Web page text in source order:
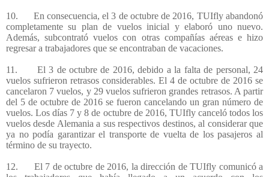
10.
En consecuencia, el 3 de octubre de 2016, TUIfly abandonó
completamente su plan de vuelos inicial y elaboró uno nuevo.
Además, subcontrató vuelos con otras compañías aéreas e hizo
regresar a trabajadores que se encontraban de vacaciones.
11.
El 3 de octubre de 2016, debido a la falta de personal, 24
vuelos sufrieron retrasos considerables. El 4 de octubre de 2016 se
cancelaron 7 vuelos, y 29 vuelos sufrieron grandes retrasos. A partir
del 5 de octubre de 2016 se fueron cancelando un gran número de
vuelos. Los días 7 y 8 de octubre de 2016, TUIfly canceló todos los
vuelos desde Alemania a sus respectivos destinos, al considerar que
ya no podía garantizar el transporte de vuelta de los pasajeros al
término de su trayecto.
12.
El 7 de octubre de 2016, la dirección de TUIfly comunicó a